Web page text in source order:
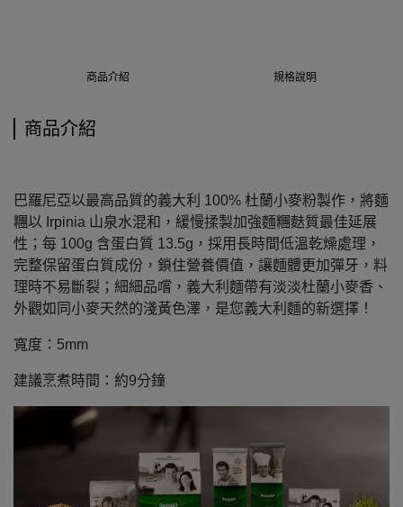
商品介紹 規格說明
商品介紹
巴羅尼亞以最高品質的義大利 100% 杜蘭小麥粉製作，將麵
糰以 Irpinia 山泉水混和，緩慢揉製加強麵糰麩質最佳延展
性；每 100g 含蛋白質 13.5g，採用長時間低溫乾燥處理，
完整保留蛋白質成份，鎖住營養價值，讓麵體更加彈牙，料
理時不易斷裂；細細品嚐，義大利麵帶有淡淡杜蘭小麥香、
外觀如同小麥天然的淺黃色澤，是您義大利麵的新選擇！
寬度：5mm
建議烹煮時間：約9分鐘